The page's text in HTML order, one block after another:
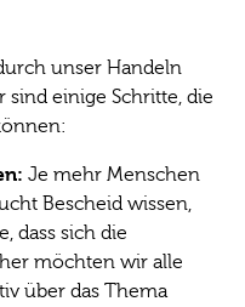
unser Handeln
einige Schritte, die
Je mehr Menschen
Bescheid wissen,
dass sich die
möchten wir alle
über das Thema